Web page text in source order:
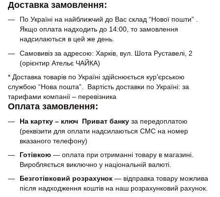
Доставка замовлення:
По Україні на найближчий до Вас склад “Нової пошти” .
Якщо оплата надходить до 14:00, то замовлення
надсилаються в цей же день.
Самовивіз за адресою: Харків, вул. Шота Руставелі, 2
(орієнтир Ательє ЧАЙКА)
* Доставка товарів по Україні здійснюється кур'єрською
службою “Нова пошта”. Вартість доставки по Україні: за
тарифами компанії – перевізника
Оплата замовлення:
На картку – ключ Приват банку за передоплатою
(реквізити для оплати надсилаються СМС на номер
вказаного телефону)
Готівкою — оплата при отриманні товару в магазині.
Виробляється виключно у національній валюті.
Безготівковий розрахунок — відправка товару можлива
після надходження коштів на наш розрахунковий рахунок.